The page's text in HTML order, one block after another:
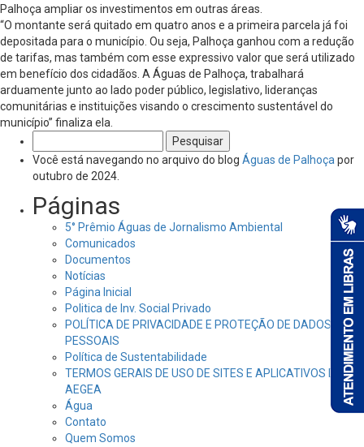
Palhoça ampliar os investimentos em outras áreas.
“O montante será quitado em quatro anos e a primeira parcela já foi
depositada para o município. Ou seja, Palhoça ganhou com a redução
de tarifas, mas também com esse expressivo valor que será utilizado
em benefício dos cidadãos. A Águas de Palhoça, trabalhará
arduamente junto ao lado poder público, legislativo, lideranças
comunitárias e instituições visando o crescimento sustentável do
município” finaliza ela.
por:
Você está navegando no arquivo do blog Águas de Palhoça por
outubro de 2024.
Páginas
5° Prêmio Águas de Jornalismo Ambiental
Comunicados
Documentos
Notícias
Página Inicial
Politica de Inv. Social Privado
POLÍTICA DE PRIVACIDADE E PROTEÇÃO DE DADOS
PESSOAIS
Política de Sustentabilidade
TERMOS GERAIS DE USO DE SITES E APLICATIVOS DA
AEGEA
Água
Contato
Quem Somos